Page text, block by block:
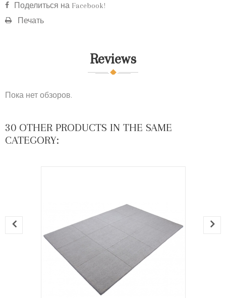
Поделиться на Facebook!
Печать
Reviews
Пока нет обзоров.
30 OTHER PRODUCTS IN THE SAME
CATEGORY: